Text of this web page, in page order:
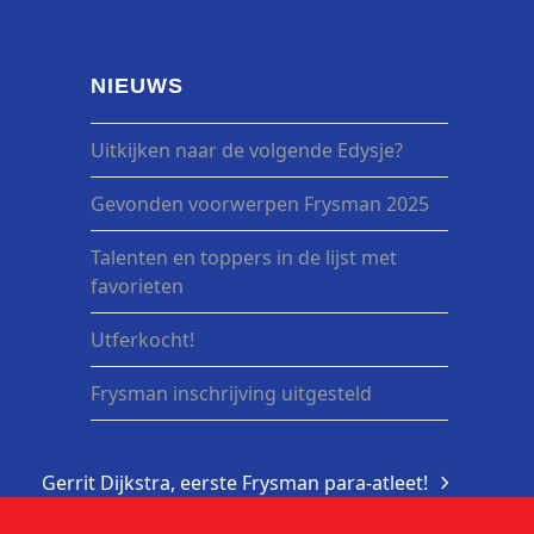
NIEUWS
Uitkijken naar de volgende Edysje?
Gevonden voorwerpen Frysman 2025
Talenten en toppers in de lijst met
favorieten
Utferkocht!
Frysman inschrijving uitgesteld
next
Gerrit Dijkstra, eerste Frysman para-atleet!